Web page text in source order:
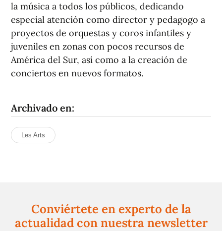
la música a todos los públicos, dedicando
especial atención como director y pedagogo a
proyectos de orquestas y coros infantiles y
juveniles en zonas con pocos recursos de
América del Sur, así como a la creación de
conciertos en nuevos formatos.
Archivado en:
Les Arts
Conviértete en experto de la
actualidad con nuestra newsletter